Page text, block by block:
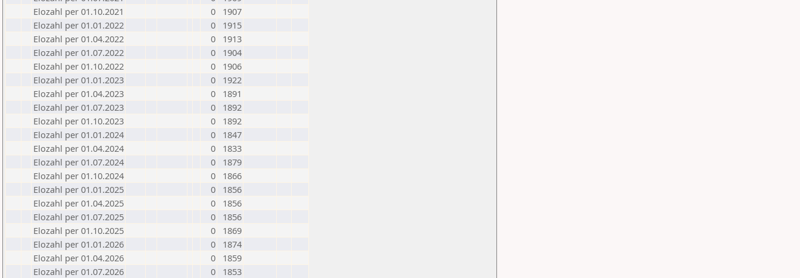
Elozahl per 01.10.2021
0
1907
Elozahl per 01.01.2022
0
1915
Elozahl per 01.04.2022
0
1913
Elozahl per 01.07.2022
0
1904
Elozahl per 01.10.2022
0
1906
Elozahl per 01.01.2023
0
1922
Elozahl per 01.04.2023
0
1891
Elozahl per 01.07.2023
0
1892
Elozahl per 01.10.2023
0
1892
Elozahl per 01.01.2024
0
1847
Elozahl per 01.04.2024
0
1833
Elozahl per 01.07.2024
0
1879
Elozahl per 01.10.2024
0
1866
Elozahl per 01.01.2025
0
1856
Elozahl per 01.04.2025
0
1856
Elozahl per 01.07.2025
0
1856
Elozahl per 01.10.2025
0
1869
Elozahl per 01.01.2026
0
1874
Elozahl per 01.04.2026
0
1859
Elozahl per 01.07.2026
0 1853